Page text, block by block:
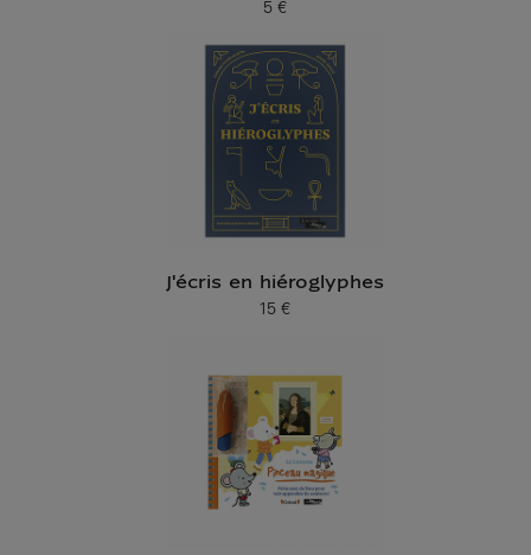
Prix ​​actuel
5 €
J'écris en hiéroglyphes
Prix ​​actuel
15 €